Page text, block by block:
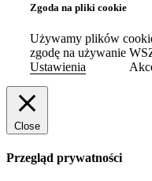
Zgoda na pliki cookie
Używamy plików
zgodę na używanie
Ustawienia
Close
Przegląd prywatności